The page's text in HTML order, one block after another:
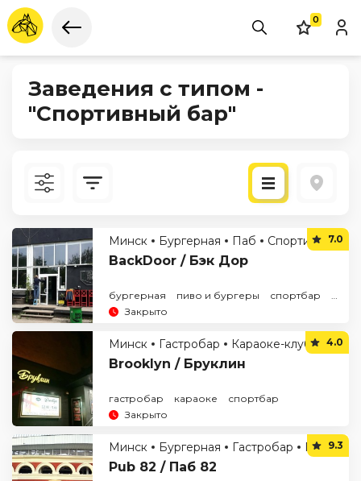
0
Заведения с типом -
"Спортивный бар"
По рейтингуМинск Бургерная Паб Спортивный бар
BackDoor / Бэк Дор
7.0
бургерная пиво и бургеры спортбар
Закрыто
Минск Гастробар Караоке-клуб Спортивный бар
Brooklyn / Бруклин
4.0
гастробар караоке
спортбар
Закрыто
Минск Бургерная Гастробар Паб
Pub 82 / Паб 82
9.3